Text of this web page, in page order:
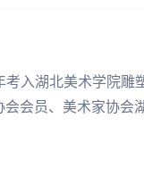
入湖北美术学院
会员、美术家协会